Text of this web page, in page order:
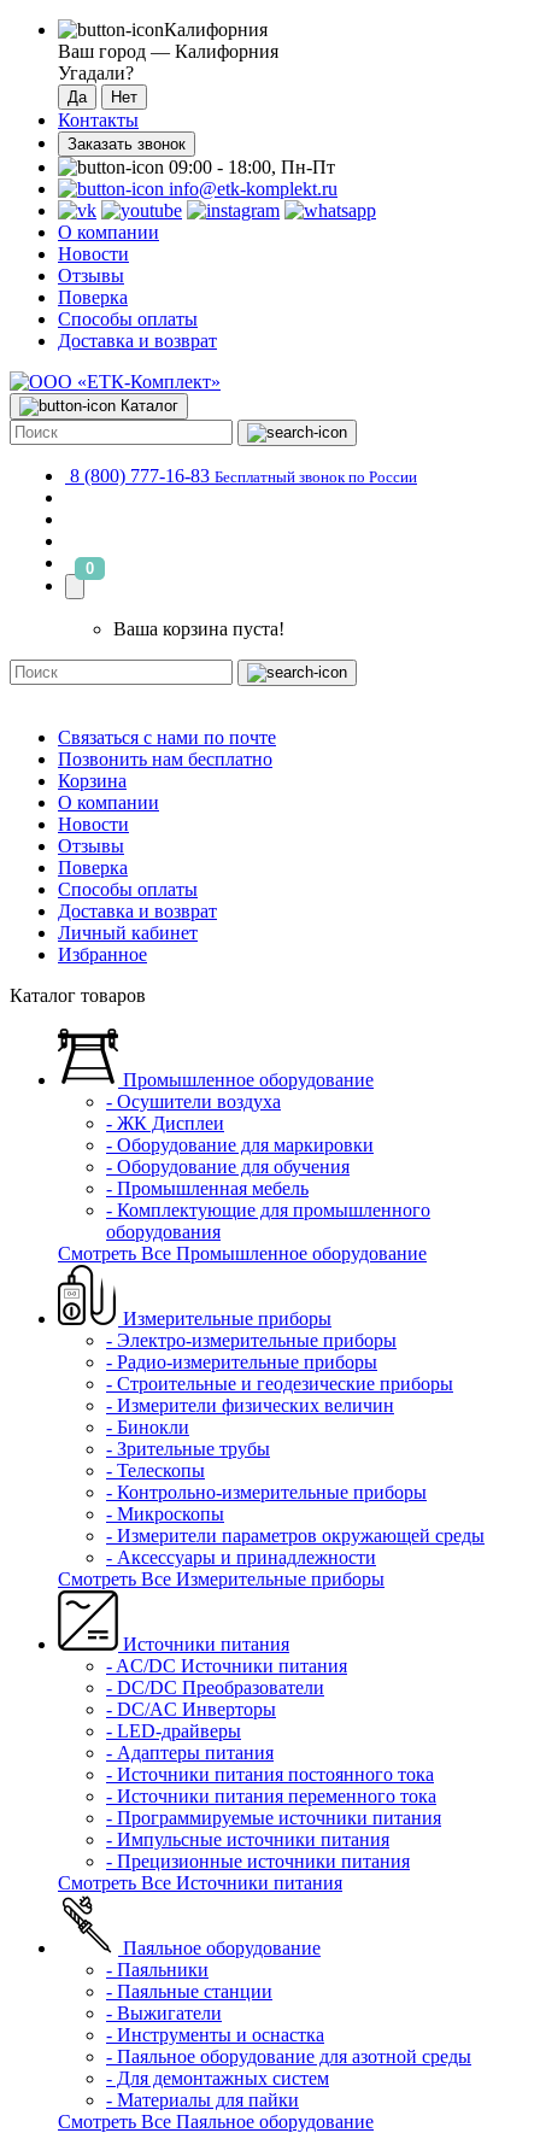
Калифорния
Ваш город — Калифорния
Угадали?
Контакты
Заказать звонок
09:00 - 18:00, Пн-Пт
info@etk-komplekt.ru
О компании
Новости
Отзывы
Поверка
Способы оплаты
Доставка и возврат
Каталог
8 (800) 777-16-83 Бесплатный звонок по России
0
Ваша корзина пуста!
Связаться с нами по почте
Позвонить нам бесплатно
Корзина
О компании
Новости
Отзывы
Поверка
Способы оплаты
Доставка и возврат
Личный кабинет
Избранное
Каталог товаров
Промышленное оборудование
- Осушители воздуха
- ЖК Дисплеи
- Оборудование для маркировки
- Оборудование для обучения
- Промышленная мебель
- Комплектующие для промышленного
оборудования
Смотреть Все Промышленное оборудование
Измерительные приборы
- Электро-измерительные приборы
- Радио-измерительные приборы
- Строительные и геодезические приборы
- Измерители физических величин
- Бинокли
- Зрительные трубы
- Телескопы
- Контрольно-измерительные приборы
- Микроскопы
- Измерители параметров окружающей среды
- Аксессуары и принадлежности
Смотреть Все Измерительные приборы
Источники питания
- AC/DC Источники питания
- DC/DC Преобразователи
- DC/AC Инверторы
- LED-драйверы
- Адаптеры питания
- Источники питания постоянного тока
- Источники питания переменного тока
- Программируемые источники питания
- Импульсные источники питания
- Прецизионные источники питания
Смотреть Все Источники питания
Паяльное оборудование
- Паяльники
- Паяльные станции
- Выжигатели
- Инструменты и оснастка
- Паяльное оборудование для азотной среды
- Для демонтажных систем
- Материалы для пайки
Смотреть Все Паяльное оборудование